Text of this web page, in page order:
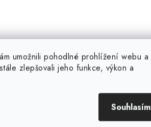
umožnili pohodlné prohlížení webu a
zlepšovali jeho funkce, výkon a
Souhlasím